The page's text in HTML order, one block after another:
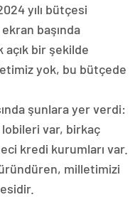
yılı bütçesi
başında
bir şekilde
yok, bu bütçede
şunlara yer verdi:
var, birkaç
kredi kurumları var.
milletimizi